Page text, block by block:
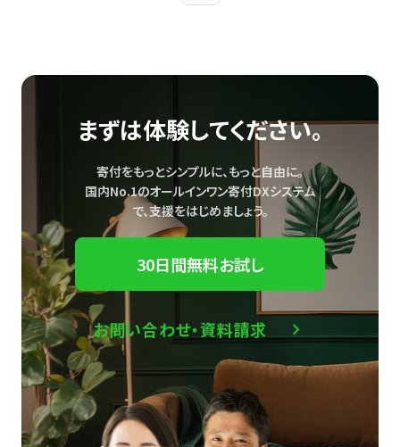
まずは体験してください。
寄付をもっとシンプルに、もっと自由に。
国内No.1のオールインワン寄付DXシステム
で、支援をはじめましょう。
30日間無料お試し
お問い合わせ・資料請求